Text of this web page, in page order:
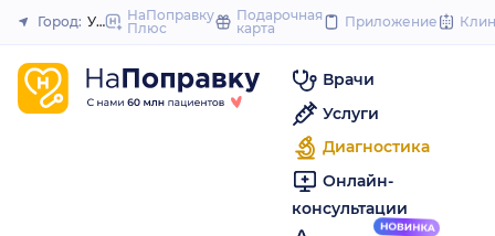
to
Закрыть
Город: Уфа
НаПоправку
Плюс
Подарочная
карта
Приложение
Врачи
Услуги
Диагностика
Онлайн-
консультации